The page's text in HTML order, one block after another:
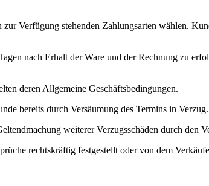
Verfügung stehenden Zahlungsarten wählen.
nach Erhalt der Ware und der Rechnung zu
deren Allgemeine Geschäftsbedingungen.
bereits durch Versäumung des Termins in
weiterer Verzugsschäden durch den
rechtskräftig festgestellt oder von dem